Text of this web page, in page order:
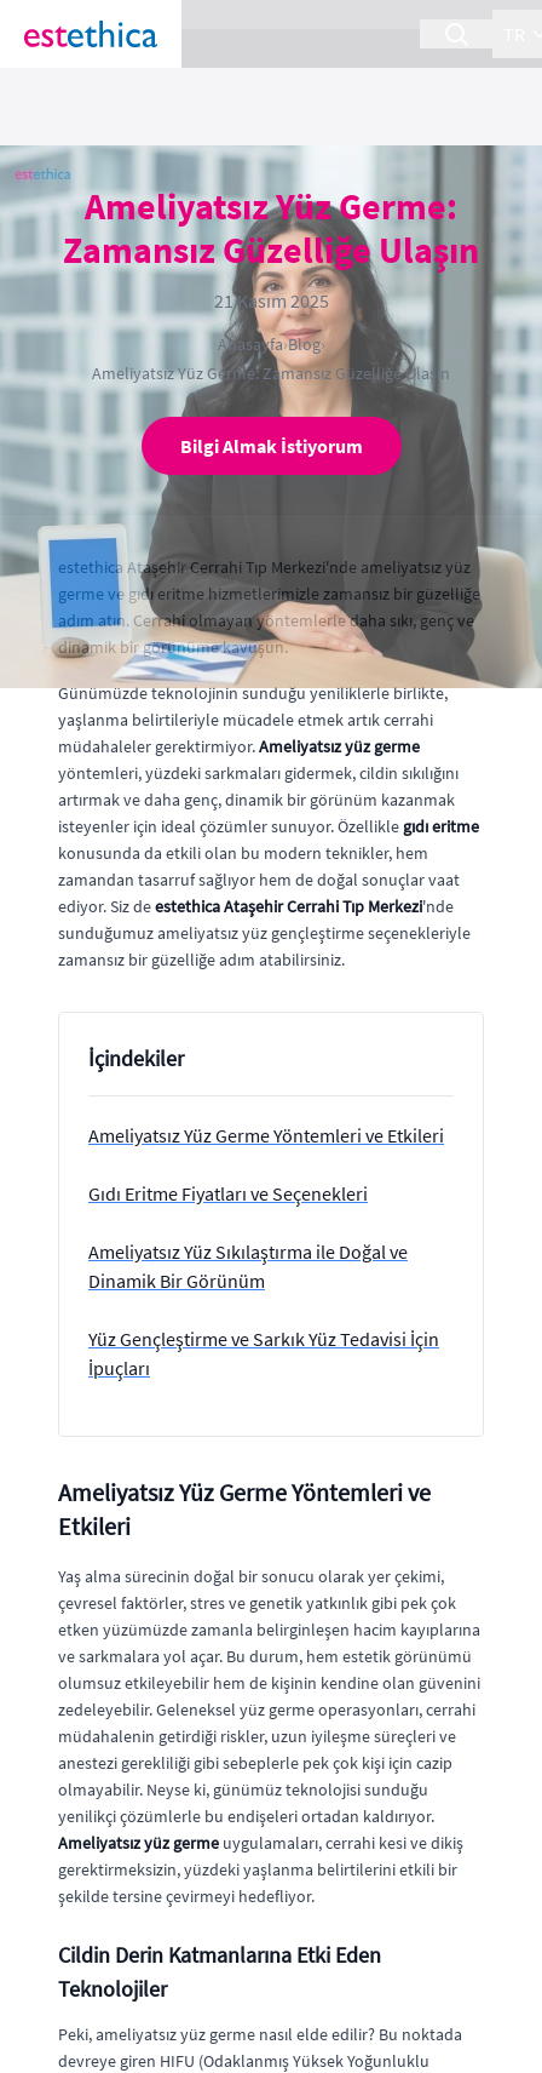
section Service {
Ameliyatsız Yüz Germe:
Zamansız Güzelliğe Ulaşın
21 Kasım 2025
Anasayfa›Blog›
Ameliyatsız Yüz Germe: Zamansız Güzelliğe Ulaşın
Bilgi Almak İstiyorum
estethica Ataşehir Cerrahi Tıp Merkezi'nde ameliyatsız yüz
germe ve gıdı eritme hizmetlerimizle zamansız bir güzelliğe
adım atın. Cerrahi olmayan yöntemlerle daha sıkı, genç ve
dinamik bir görünüme kavuşun.
Günümüzde teknolojinin sunduğu yeniliklerle birlikte,
yaşlanma belirtileriyle mücadele etmek artık cerrahi
müdahaleler gerektirmiyor.Ameliyatsız yüz germe
yöntemleri, yüzdeki sarkmaları gidermek, cildin sıkılığını
artırmak ve daha genç, dinamik bir görünüm kazanmak
isteyenler için ideal çözümler sunuyor. Özellikle gıdı eritme
konusunda da etkili olan bu modern teknikler, hem
zamandan tasarruf sağlıyor hem de doğal sonuçlar vaat
ediyor. Siz deestethica Ataşehir Cerrahi Tıp Merkezi'nde
sunduğumuz ameliyatsız yüz gençleştirme seçenekleriyle
zamansız bir güzelliğe adım atabilirsiniz.
İçindekiler
Ameliyatsız Yüz Germe Yöntemleri ve Etkileri
Gıdı Eritme Fiyatları ve Seçenekleri
Ameliyatsız Yüz Sıkılaştırma ile Doğal ve
Dinamik Bir Görünüm
Yüz Gençleştirme ve Sarkık Yüz Tedavisi İçin
İpuçları
Ameliyatsız Yüz Germe Yöntemleri ve
Etkileri
Yaş alma sürecinin doğal bir sonucu olarak yer çekimi,
çevresel faktörler, stres ve genetik yatkınlık gibi pek çok
etken yüzümüzde zamanla belirginleşen hacim kayıplarına
ve sarkmalara yol açar. Bu durum, hem estetik görünümü
olumsuz etkileyebilir hem de kişinin kendine olan güvenini
zedeleyebilir. Geleneksel yüz germe operasyonları, cerrahi
müdahalenin getirdiği riskler, uzun iyileşme süreçleri ve
anestezi gerekliliği gibi sebeplerle pek çok kişi için cazip
olmayabilir. Neyse ki, günümüz teknolojisi sunduğu
yenilikçi çözümlerle bu endişeleri ortadan kaldırıyor.
Ameliyatsız yüz germe uygulamaları, cerrahi kesi ve dikiş
gerektirmeksizin, yüzdeki yaşlanma belirtilerini etkili bir
şekilde tersine çevirmeyi hedefliyor.
Cildin Derin Katmanlarına Etki Eden
Teknolojiler
Peki, ameliyatsız yüz germe nasıl elde edilir? Bu noktada
devreye giren HIFU (Odaklanmış Yüksek Yoğunluklu